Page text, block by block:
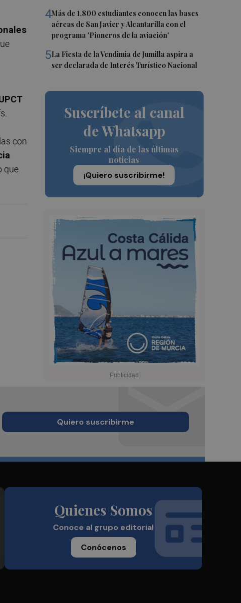
4Más de 1.800 estudiantes conocen las bases
aéreas de San Javier y Alcantarilla con el
programa 'Pioneros de la aviación'
5La Fiesta de la Vendimia de Jumilla aspira a
ser declarada de Interés Turístico Nacional
Suscríbete al canal
de Whatsapp
Siempre al día de las últimas
noticias
¡Quiero suscribirme!
con
que
Quiero suscribirme
Quienes Somos
Conoce al grupo editorial
Conócenos